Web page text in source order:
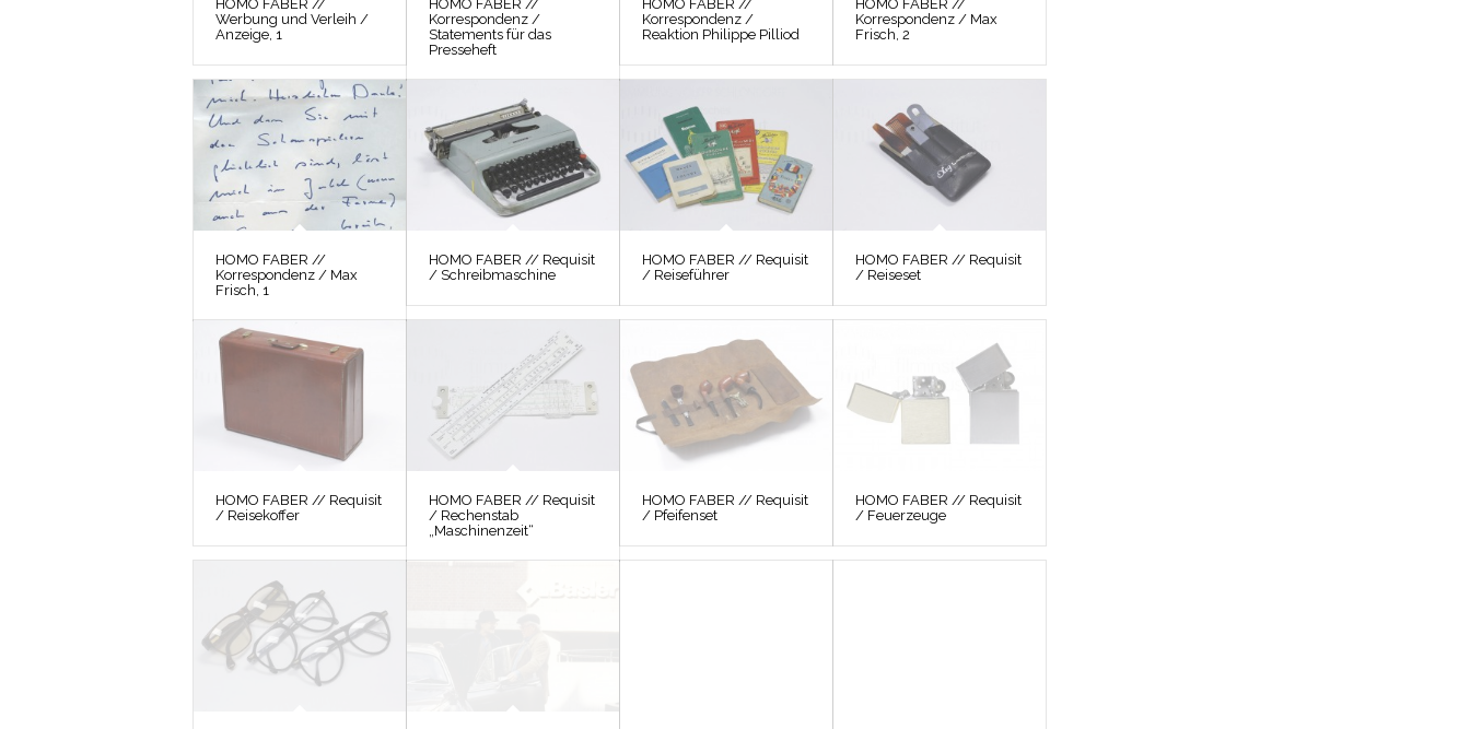
HOMO FABER //
Werbung und Verleih /
Anzeige, 1
HOMO FABER //
Korrespondenz /
Statements für das
Presseheft
HOMO FABER //
Korrespondenz /
Reaktion Philippe Pilliod
HOMO FABER //
Korrespondenz / Max
Frisch, 2
HOMO FABER //
Korrespondenz / Max
Frisch, 1
HOMO FABER // Requisit
/ Schreibmaschine
HOMO FABER // Requisit
/ Reiseführer
HOMO FABER // Requisit
/ Reiseset
HOMO FABER // Requisit
/ Reisekoffer
HOMO FABER // Requisit
/ Rechenstab
„Maschinenzeit“
HOMO FABER // Requisit
/ Pfeifenset
HOMO FABER // Requisit
/ Feuerzeuge